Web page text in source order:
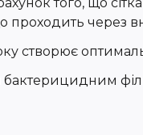
проходить через
створює